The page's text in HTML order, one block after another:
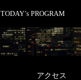
TODAY’s PROGRAM
アクセス